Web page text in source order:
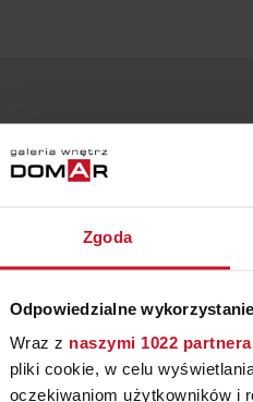
Zgoda
Odpowiedzialne
Wraz z naszymi 1022
pliki cookie, w celu
oczekiwaniom użytkowników i